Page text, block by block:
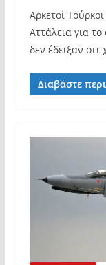
Αρκετοί
Αττάλεια για
δεν έδειξαν
Διαβάστε